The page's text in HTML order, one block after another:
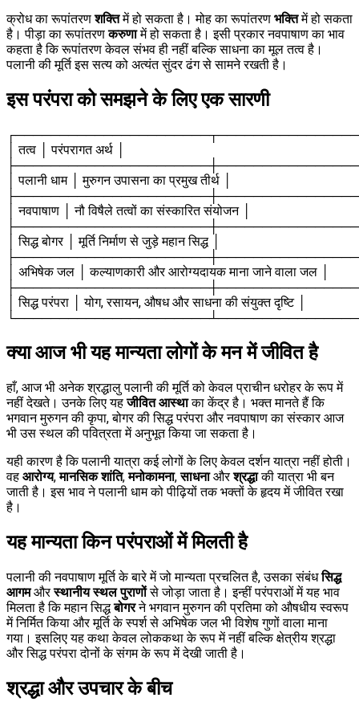
क्रोध का रूपांतरणशक्तिमें हो सकता है। मोह का रूपांतरण भक्तिमें हो सकता
है। पीड़ा का रूपांतरणकरुणामें हो सकता है। इसी प्रकार नवपाषाण का भाव
कहता है कि रूपांतरण केवल संभव ही नहीं बल्कि साधना का मूल तत्व है।
पलानी की मूर्ति इस सत्य को अत्यंत सुंदर ढंग से सामने रखती है।
इस परंपरा को समझने के लिए एक सारणी
│ तत्व │ परंपरागत अर्थ │
│ पलानी धाम │ मुरुगन उपासना का प्रमुख तीर्थ │
│ नवपाषाण │ नौ विषैले तत्वों का संस्कारित संयोजन │
│ सिद्ध बोगर │ मूर्ति निर्माण से जुड़े महान सिद्ध │
│ अभिषेक जल │ कल्याणकारी और आरोग्यदायक माना जाने वाला जल │
│ सिद्ध परंपरा │ योग, रसायन, औषध और साधना की संयुक्त दृष्टि │
क्या आज भी यह मान्यता लोगों के मन में जीवित है
हाँ, आज भी अनेक श्रद्धालु पलानी की मूर्ति को केवल प्राचीन धरोहर के रूप में
नहीं देखते। उनके लिए यहजीवित आस्थाका केंद्र है। भक्त मानते हैं कि
भगवान मुरुगन की कृपा, बोगर की सिद्ध परंपरा और नवपाषाण का संस्कार आज
भी उस स्थल की पवित्रता में अनुभूत किया जा सकता है।
यही कारण है कि पलानी यात्रा कई लोगों के लिए केवल दर्शन यात्रा नहीं होती।
वह आरोग्य,मानसिक शांति,मनोकामना,साधनाऔरश्रद्धाकी यात्रा भी बन
जाती है। इस भाव ने पलानी धाम को पीढ़ियों तक भक्तों के हृदय में जीवित रखा
है।
यह मान्यता किन परंपराओं में मिलती है
पलानी की नवपाषाण मूर्ति के बारे में जो मान्यता प्रचलित है, उसका संबंधसिद्ध
आगमऔरस्थानीय स्थल पुराणोंसे जोड़ा जाता है। इन्हीं परंपराओं में यह भाव
मिलता है कि महान सिद्धबोगरने भगवान मुरुगन की प्रतिमा को औषधीय स्वरूप
में निर्मित किया और मूर्ति के स्पर्श से अभिषेक जल भी विशेष गुणों वाला माना
गया। इसलिए यह कथा केवल लोककथा के रूप में नहीं बल्कि क्षेत्रीय श्रद्धा
और सिद्ध परंपरा दोनों के संगम के रूप में देखी जाती है।
श्रद्धा और उपचार के बीच